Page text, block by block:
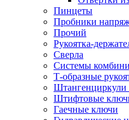
Пинцеты
Пробники
Прочий
Рукоятка-
Сверла
Системы
Т-образные
Штангенциркули
Штифтовые
Гаечные ключи